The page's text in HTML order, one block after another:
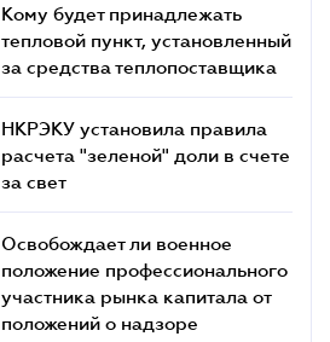
Кому будет принадлежать
тепловой пункт, установленный
за средства теплопоставщика
НКРЭКУ установила правила
расчета "зеленой" доли в счете
за свет
Освобождает ли военное
положение профессионального
участника рынка капитала от
положений о надзоре